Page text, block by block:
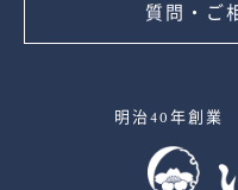
質問・ご
明治40年創業